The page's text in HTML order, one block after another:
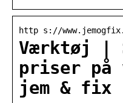
http s://
Værktøj |
priser på
jem & fix